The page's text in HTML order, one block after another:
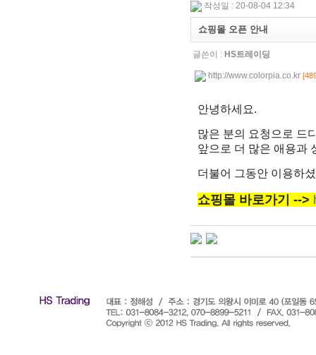
작성일 : 20-08-04 12:34
쇼핑몰 오픈 안내
글쓴이 : HS트레이딩
http://www.colorpia.co.kr
안녕하세요.
많은 분의 요청으로 드
앞으로 더 많은 애용과
더불어 그동안 이용하
쇼핑몰 바로가기 -->